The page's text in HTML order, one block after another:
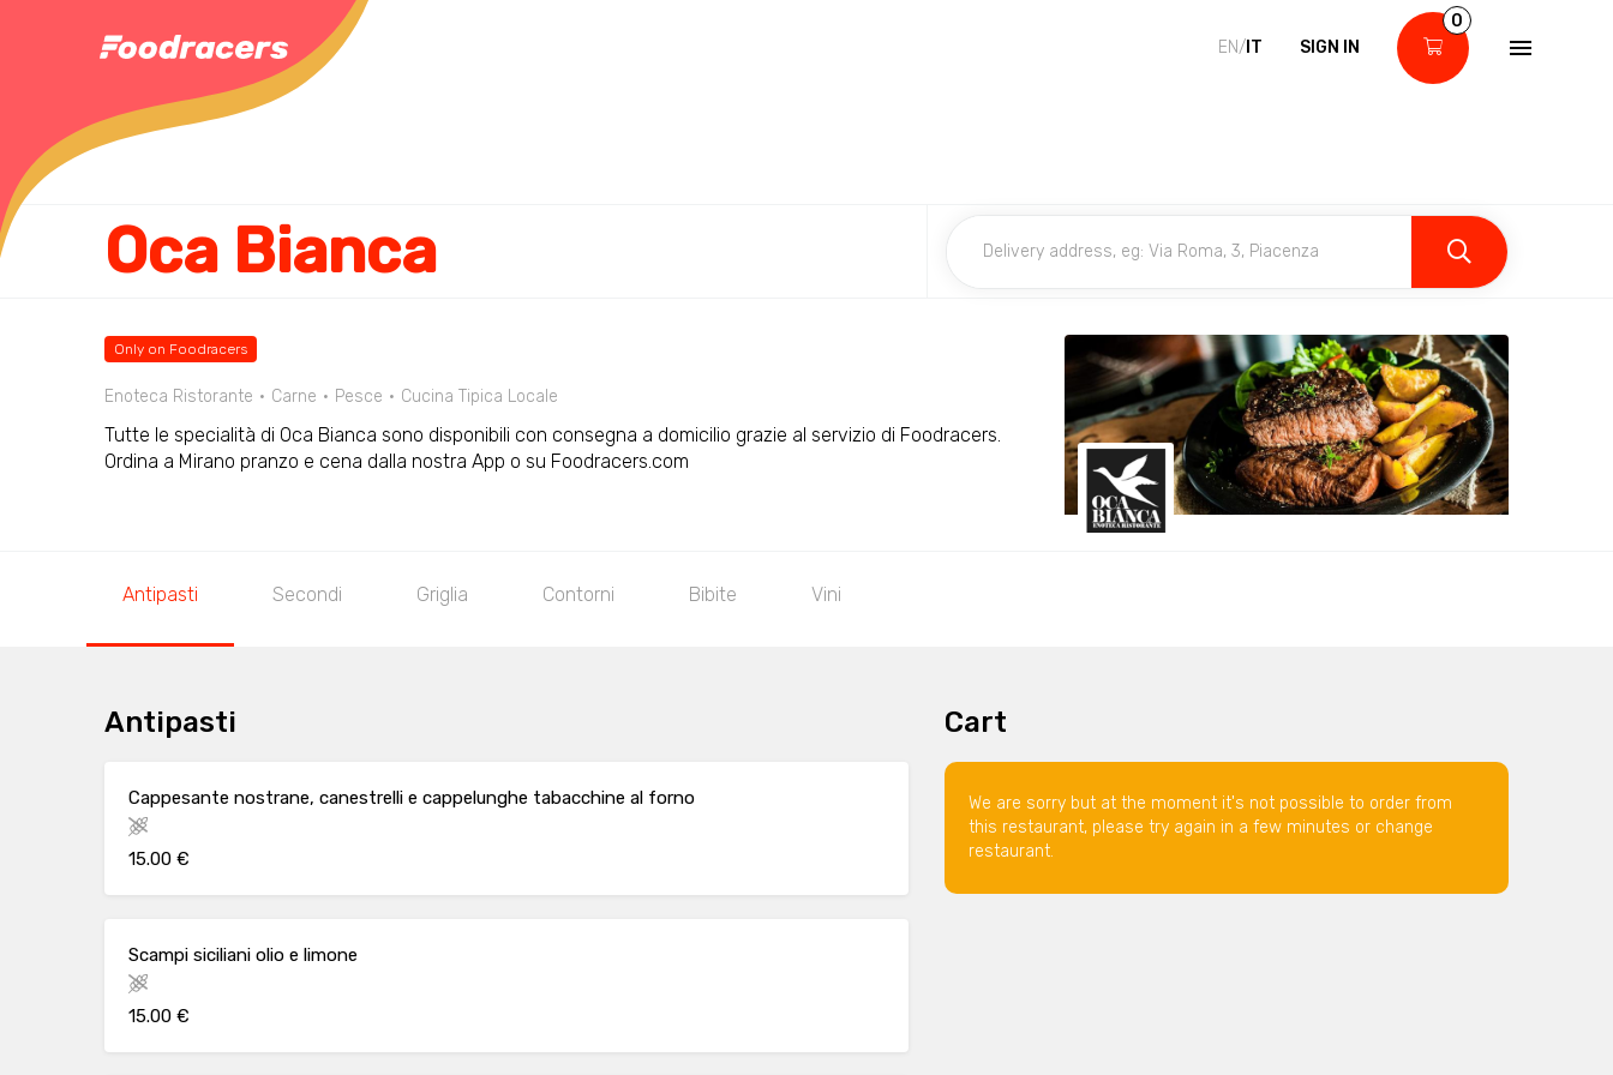
EN/ IT SIGN IN
0
Oca Bianca
Only on Foodracers
Enoteca Ristorante Carne Pesce Cucina Tipica Locale
Tutte le specialità di Oca Bianca sono disponibili con consegna a domicilio grazie al servizio di Foodracers.
Ordina a Mirano pranzo e cena dalla nostra App o su Foodracers.com
Antipasti Secondi Griglia Contorni Bibite Vini
Antipasti
Cappesante nostrane, canestrelli e cappelunghe tabacchine al forno
15.00 €
Scampi siciliani olio e limone
15.00 €
Cart
We are sorry but at the moment it's not possible to order from
this restaurant, please try again in a few minutes or change
restaurant.